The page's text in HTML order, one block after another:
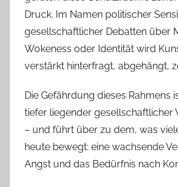
Druck. Im Namen politischer
gesellschaftlicher Debatten über
Wokeness oder Identität wird
verstärkt hinterfragt, abgehängt,
Die Gefährdung dieses Rahmens
tiefer liegender gesellschaftlicher
– und führt über zu dem, was
heute bewegt: eine wachsende
Angst und das Bedürfnis nach